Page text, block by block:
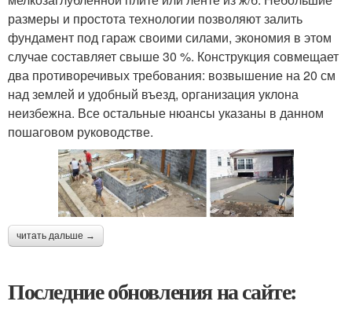
размеры и простота технологии позволяют залить
фундамент под гараж своими силами, экономия в этом
случае составляет свыше 30 %. Конструкция совмещает
два противоречивых требования: возвышение на 20 см
над землей и удобный въезд, организация уклона
неизбежна. Все остальные нюансы указаны в данном
пошаговом руководстве.
читать дальше →
Последние обновления на сайте: